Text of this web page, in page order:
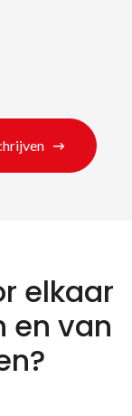
elkaar
en van